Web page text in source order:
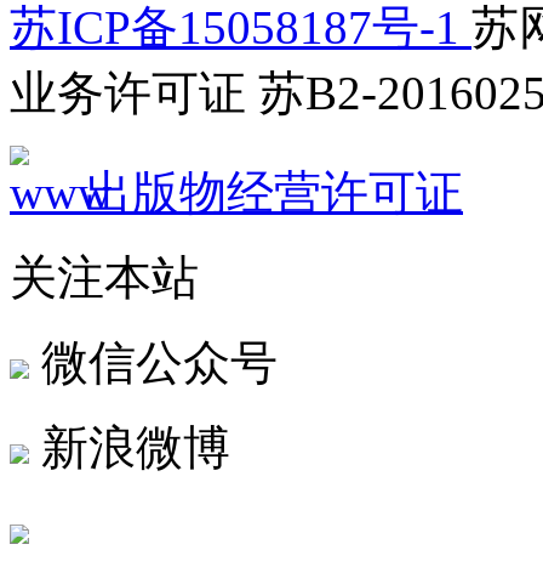
苏ICP备15058187号-1 苏
业务许可证 苏B2-
出版物经营许可证
关注本站
微信公众号
新浪微博